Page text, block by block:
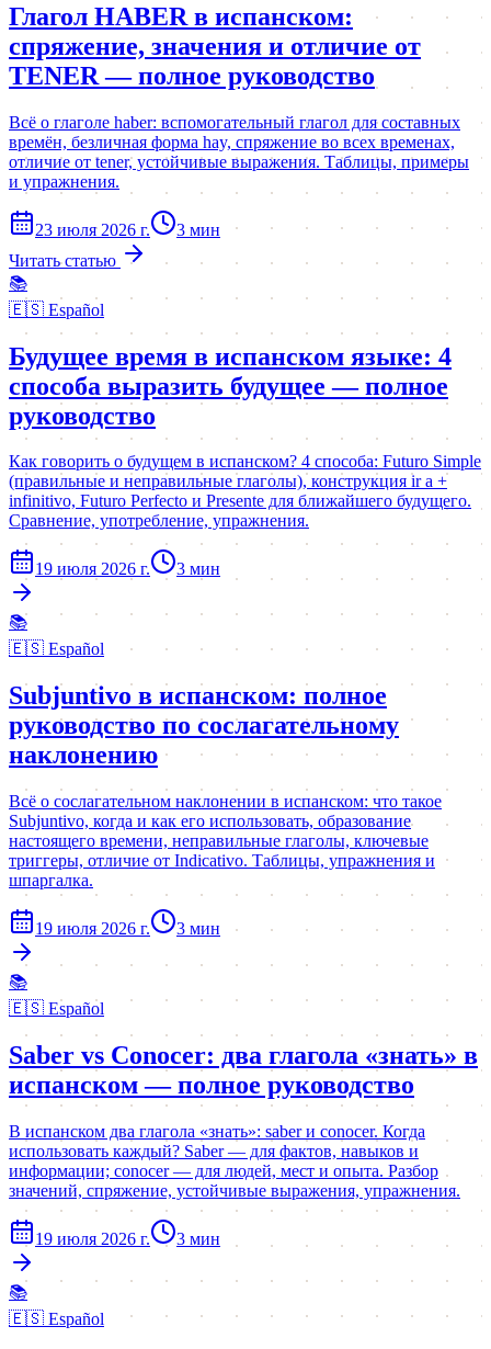
Глагол HABER в испанском:
спряжение, значения и отличие от
TENER — полное руководство
Всё о глаголе haber: вспомогательный глагол для составных
времён, безличная форма hay, спряжение во всех временах,
отличие от tener, устойчивые выражения. Таблицы, примеры
и упражнения.
23 июля 2026 г. 3 мин
Читать статью
📚
🇪🇸 Español
Будущее время в испанском языке: 4
способа выразить будущее — полное
руководство
Как говорить о будущем в испанском? 4 способа: Futuro Simple
(правильные и неправильные глаголы), конструкция ir a +
infinitivo, Futuro Perfecto и Presente для ближайшего будущего.
Сравнение, употребление, упражнения.
19 июля 2026 г. 3 мин
📚
🇪🇸 Español
Subjuntivo в испанском: полное
руководство по сослагательному
наклонению
Всё о сослагательном наклонении в испанском: что такое
Subjuntivo, когда и как его использовать, образование
настоящего времени, неправильные глаголы, ключевые
триггеры, отличие от Indicativo. Таблицы, упражнения и
шпаргалка.
19 июля 2026 г. 3 мин
📚
🇪🇸 Español
Saber vs Conocer: два глагола «знать» в
испанском — полное руководство
В испанском два глагола «знать»: saber и conocer. Когда
использовать каждый? Saber — для фактов, навыков и
информации; conocer — для людей, мест и опыта. Разбор
значений, спряжение, устойчивые выражения, упражнения.
19 июля 2026 г. 3 мин
📚
🇪🇸 Español